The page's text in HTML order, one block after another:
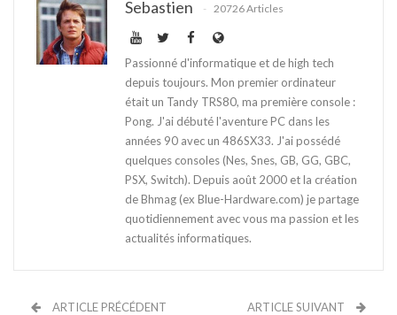
Sebastien 20726 Articles
Passionné d'informatique et de high tech
depuis toujours. Mon premier ordinateur
était un Tandy TRS80, ma première console :
Pong. J'ai débuté l'aventure PC dans les
années 90 avec un 486SX33. J'ai possédé
quelques consoles (Nes, Snes, GB, GG, GBC,
PSX, Switch). Depuis août 2000 et la création
de Bhmag (ex Blue-Hardware.com) je partage
quotidiennement avec vous ma passion et les
actualités informatiques.
ARTICLE PRÉCÉDENT ARTICLE SUIVANT